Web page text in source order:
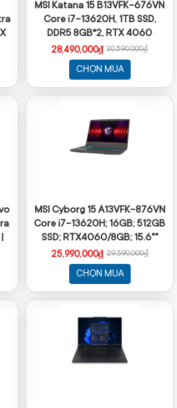
|
MSI Katana 15 B13VFK-676VN
Core i7-13620H, 1TB SSD,
DDR5 8GB*2, RTX 4060
GDDR6 8GB, 15.6" FHD 144Hz,
Win11, màu đen
28,490,000₫ 30,590,000₫
CHỌN MUA
MSI Cyborg 15 A13VFK-876VN
Core i7-13620H; 16GB; 512GB
SSD; RTX4060/8GB; 15.6""
FHD 144Hz; Win11; Đen
25,990,000₫ 29,590,000₫
CHỌN MUA